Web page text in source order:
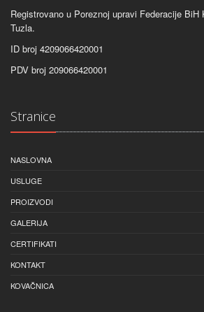
Registrovano u Poreznoj upravi Federacije BiH
Tuzla.
ID broj 4209066420001
PDV broj 209066420001
Stranice
NASLOVNA
USLUGE
PROIZVODI
GALERIJA
CERTIFIKATI
KONTAKT
KOVAČNICA